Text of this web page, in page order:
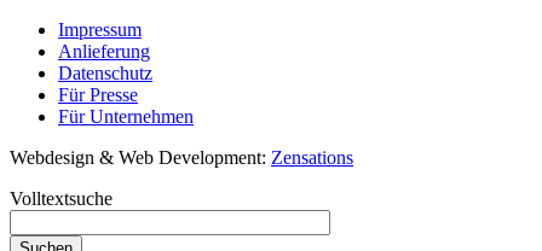
Impressum
Anlieferung
Datenschutz
Für Presse
Für Unternehmen
Webdesign & Web Development: Zensations
Volltextsuche